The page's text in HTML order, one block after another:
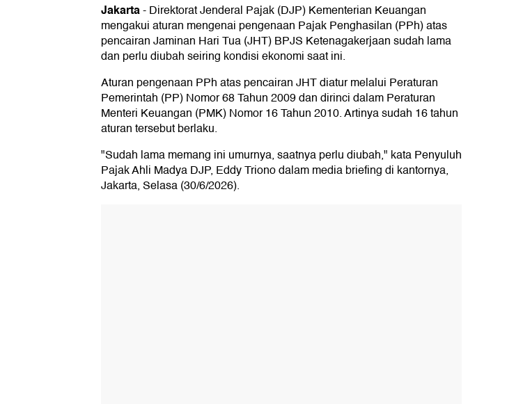
Jakarta-Direktorat Jenderal Pajak (DJP) Kementerian Keuangan
mengakui aturan mengenai pengenaan Pajak Penghasilan (PPh) atas
pencairan Jaminan Hari Tua (JHT) BPJS Ketenagakerjaan sudah lama
dan perlu diubah seiring kondisi ekonomi saat ini.
Aturan pengenaan PPh atas pencairan JHT diatur melalui Peraturan
Pemerintah (PP) Nomor 68 Tahun 2009 dan dirinci dalam Peraturan
Menteri Keuangan (PMK) Nomor 16 Tahun 2010. Artinya sudah 16 tahun
aturan tersebut berlaku.
"Sudah lama memang ini umurnya, saatnya perlu diubah," kata Penyuluh
Pajak Ahli Madya DJP, Eddy Triono dalam media briefing di kantornya,
Jakarta, Selasa (30/6/2026).